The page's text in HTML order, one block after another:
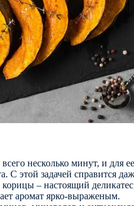
несколько минут, и для ее
С этой задачей справится
– настоящий
аромат ярко-выраженым.